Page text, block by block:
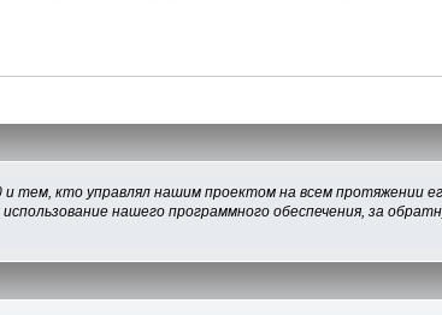
тем, кто управлял нашим проектом на всем протяжении
нашего программного обеспечения, за